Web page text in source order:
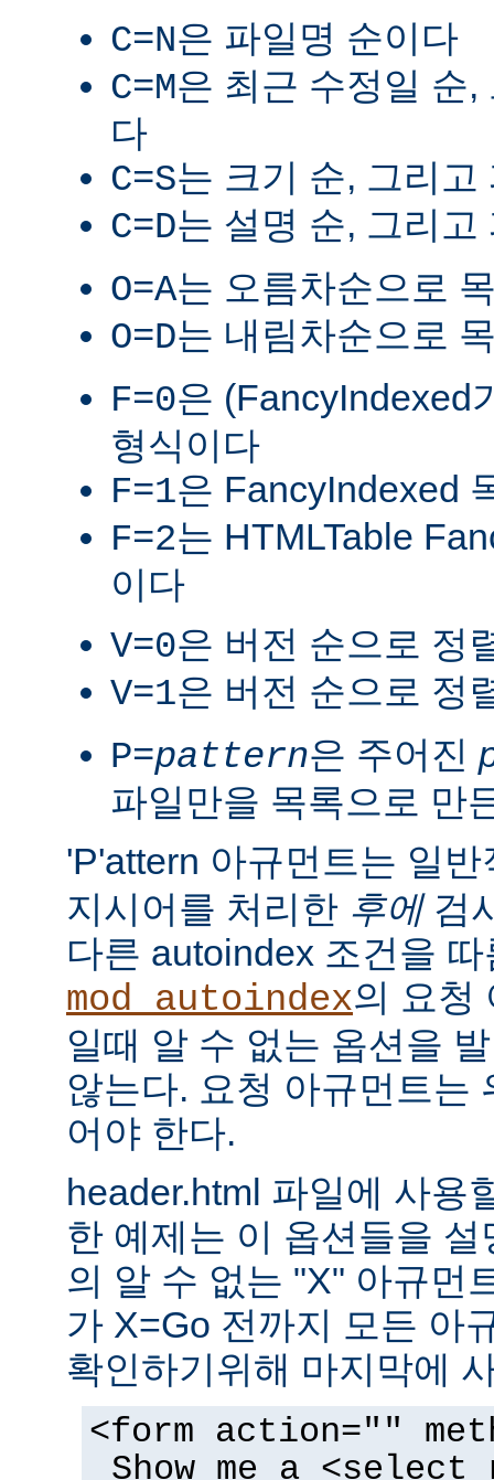
C=N은 파일명 순이다
C=M은 최근 수정일 순
다
C=S는 크기 순, 그리고
C=D는 설명 순, 그리고
O=A는 오름차순으로
O=D는 내림차순으로
F=0은 (FancyIndexed
형식이다
F=1은 FancyIndexed
F=2는 HTMLTable
이다
V=0은 버전 순으로 정
V=1은 버전 순으로 정
P=pattern은 주어진
파일만을 목록으로 만
'P'attern 아규먼트는 일
지시어를 처리한 후에검
다른 autoindex 조건을
mod_autoindex의 요청
일때 알 수 없는 옵션을
않는다. 요청 아규먼트는
어야 한다.
header.html 파일에 사용
한 예제는 이 옵션들을
의 알 수 없는 "X" 아규먼
가 X=Go 전까지 모든 아
확인하기위해 마지막에
<form action=""
Show me a <select